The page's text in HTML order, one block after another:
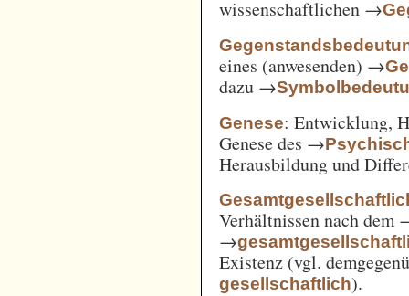
wissenschaftlichen →
eines (anwesenden) →
dazu →
Genese: Entwicklung,
Genese des →
Herausbildung und
Verhältnissen nach dem
→
Existenz (vgl.
gesellschaftlich).